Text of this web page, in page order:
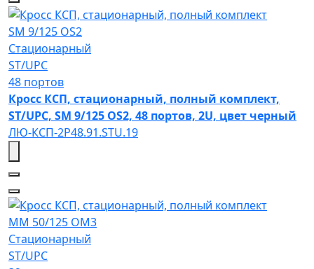
SM 9/125 OS2
Стационарный
ST/UPC
48 портов
Кросс КСП, стационарный, полный комплект,
ST/UPC, SM 9/125 OS2, 48 портов, 2U, цвет черный
ЛЮ-КСП-2Р48.91.STU.19
MM 50/125 OM3
Стационарный
ST/UPC